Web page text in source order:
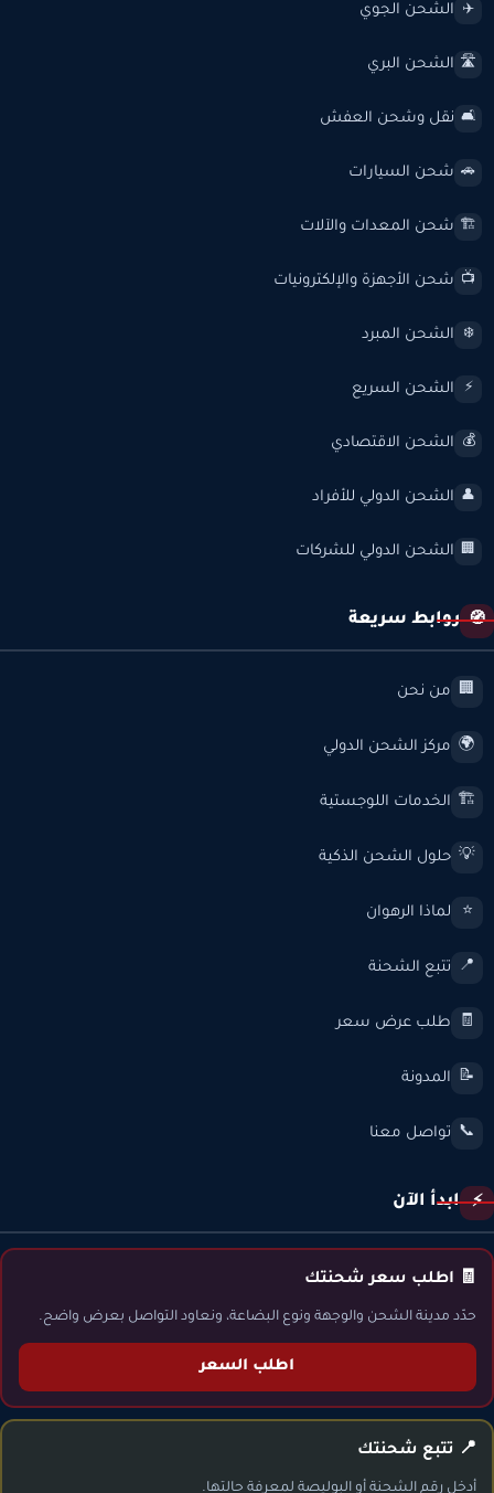
✈️ الشحن الجوي
🛣️ الشحن البري
🛋️ نقل وشحن العفش
🚗 شحن السيارات
🏗️ شحن المعدات والآلات
📺 شحن الأجهزة والإلكترونيات
❄️ الشحن المبرد
⚡ الشحن السريع
💰 الشحن الاقتصادي
👤 الشحن الدولي للأفراد
🏢 الشحن الدولي للشركات
🧭 روابط سريعة
🏢 من نحن
🌍 مركز الشحن الدولي
🏗️ الخدمات اللوجستية
💡 حلول الشحن الذكية
⭐ لماذا الرهوان
📍 تتبع الشحنة
🧾 طلب عرض سعر
📝 المدونة
📞 تواصل معنا
⚡ ابدأ الآن
🧾 اطلب سعر شحنتك
حدّد مدينة الشحن والوجهة ونوع البضاعة، ونعاود التواصل بعرض واضح.
اطلب السعر
📍 تتبع شحنتك
أدخل رقم الشحنة أو البوليصة لمعرفة حالتها.